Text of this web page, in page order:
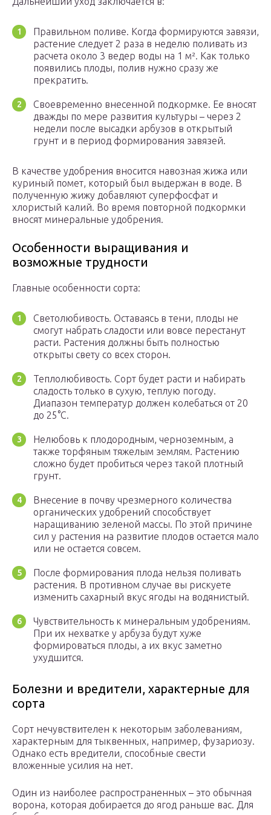
Правильном поливе. Когда формируются завязи,
растение следует 2 раза в неделю поливать из
расчета около 3 ведер воды на 1 м². Как только
появились плоды, полив нужно сразу же
прекратить.
Своевременно внесенной подкормке. Ее вносят
дважды по мере развития культуры – через 2
недели после высадки арбузов в открытый
грунт и в период формирования завязей.
В качестве удобрения вносится навозная жижа или
куриный помет, который был выдержан в воде. В
полученную жижу добавляют суперфосфат и
хлористый калий. Во время повторной подкормки
вносят минеральные удобрения.
Особенности выращивания и
возможные трудности
Главные особенности сорта:
Светолюбивость. Оставаясь в тени, плоды не
смогут набрать сладости или вовсе перестанут
расти. Растения должны быть полностью
открыты свету со всех сторон.
Теплолюбивость. Сорт будет расти и набирать
сладость только в сухую, теплую погоду.
Диапазон температур должен колебаться от 20
до 25°С.
Нелюбовь к плодородным, черноземным, а
также торфяным тяжелым землям. Растению
сложно будет пробиться через такой плотный
грунт.
Внесение в почву чрезмерного количества
органических удобрений способствует
наращиванию зеленой массы. По этой причине
сил у растения на развитие плодов остается мало
или не остается совсем.
После формирования плода нельзя поливать
растения. В противном случае вы рискуете
изменить сахарный вкус ягоды на водянистый.
Чувствительность к минеральным удобрениям.
При их нехватке у арбуза будут хуже
формироваться плоды, а их вкус заметно
ухудшится.
Болезни и вредители, характерные для
сорта
Сорт нечувствителен к некоторым заболеваниям,
характерным для тыквенных, например, фузариозу.
Однако есть вредители, способные свести
вложенные усилия на нет.
Один из наиболее распространенных – это обычная
ворона, которая добирается до ягод раньше вас. Для